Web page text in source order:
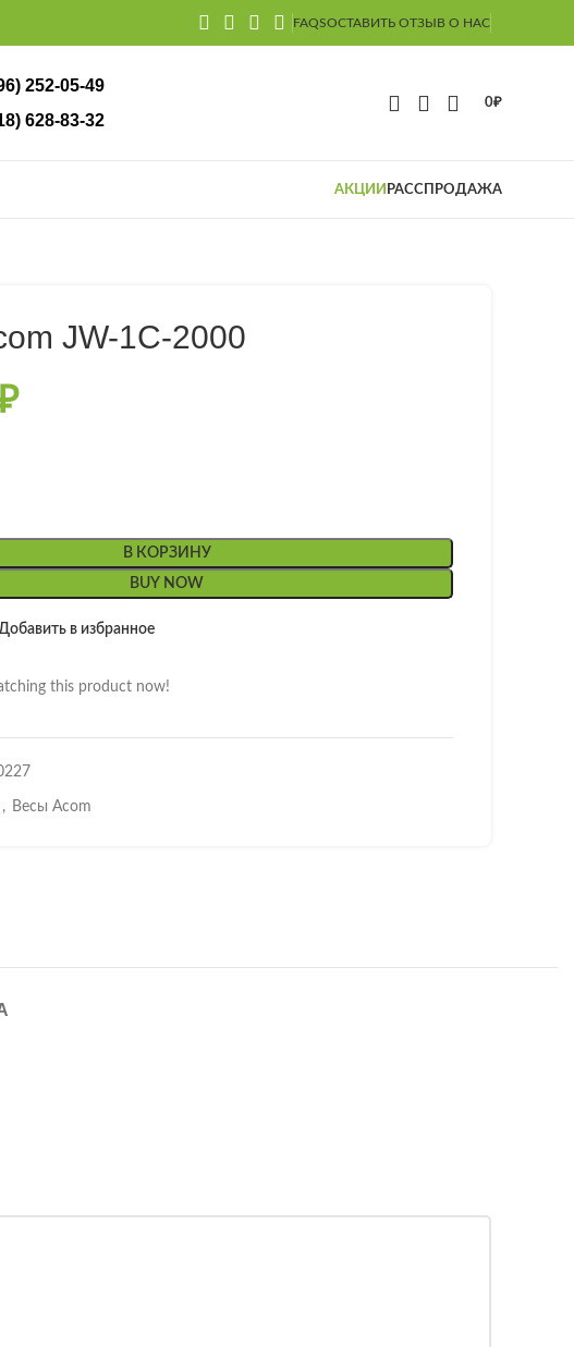
FAQSОСТАВИТЬ ОТЗЫВ О НАС
252-05-49
83-32
0₽
АКЦИИ РАССПРОДАЖА
JW-1C-2000
В КОРЗИНУ
BUY NOW
в избранное
this product now!
, Весы Acom